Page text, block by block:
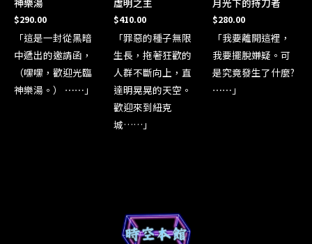
$290.00
「這是一封從黑暗
中遞出的邀請函，
（嘿嘿，歡迎光臨
神樂湯。） ⋯⋯」
$410.00
「罪惡的種子無限
生長，拖著狂歡的
人群不斷向上，直
達明晃晃的天空。
歡迎來到紐克
城……」
$280.00
「我要離開這裡，
我要擺脫嫌疑。可
是究竟發生了什麼?
⋯⋯」